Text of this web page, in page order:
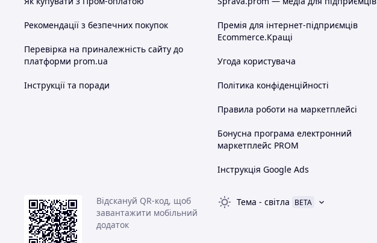
Рекомендації з безпечних покупок
Перевірка на приналежність сайту до
платформи prom.ua
Інструкції та поради
Премія для інтернет-підприємців
Ecommerce.Кращі
Угода користувача
Політика конфіденційності
Правила роботи на маркетплейсі
Бонусна програма електронний
маркетплейс PROM
Інструкція Google Ads
Відскануй QR-код, щоб
завантажити мобільний
додаток
Тема - світла BETA